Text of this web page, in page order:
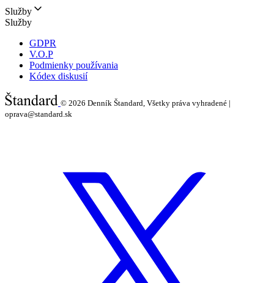
Služby
Služby
GDPR
V.O.P
Podmienky používania
Kódex diskusií
© 2026 Denník Štandard, Všetky práva vyhradené |
oprava@standard.sk